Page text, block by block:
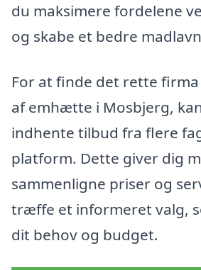
du maksimere fordelene
og skabe et bedre
For at finde det rette
af emhætte i Mosbjerg,
indhente tilbud fra flere
platform. Dette giver dig
sammenligne priser og
træffe et informeret valg,
dit behov og budget.